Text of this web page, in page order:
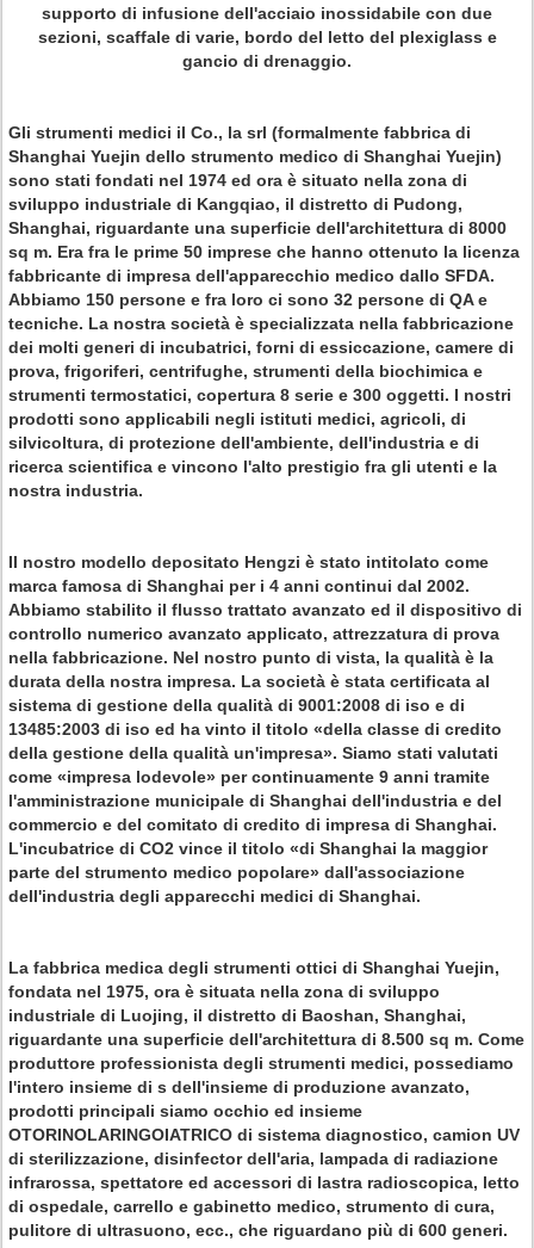
supporto di infusione dell'acciaio inossidabile con due
sezioni, scaffale di varie, bordo del letto del plexiglass e
gancio di drenaggio.
Gli strumenti medici il Co., la srl (formalmente fabbrica di
Shanghai Yuejin dello strumento medico di Shanghai Yuejin)
sono stati fondati nel 1974 ed ora è situato nella zona di
sviluppo industriale di Kangqiao, il distretto di Pudong,
Shanghai, riguardante una superficie dell'architettura di 8000
sq m. Era fra le prime 50 imprese che hanno ottenuto la licenza
fabbricante di impresa dell'apparecchio medico dallo SFDA.
Abbiamo 150 persone e fra loro ci sono 32 persone di QA e
tecniche. La nostra società è specializzata nella fabbricazione
dei molti generi di incubatrici, forni di essiccazione, camere di
prova, frigoriferi, centrifughe, strumenti della biochimica e
strumenti termostatici, copertura 8 serie e 300 oggetti. I nostri
prodotti sono applicabili negli istituti medici, agricoli, di
silvicoltura, di protezione dell'ambiente, dell'industria e di
ricerca scientifica e vincono l'alto prestigio fra gli utenti e la
nostra industria.
Il nostro modello depositato Hengzi è stato intitolato come
marca famosa di Shanghai per i 4 anni continui dal 2002.
Abbiamo stabilito il flusso trattato avanzato ed il dispositivo di
controllo numerico avanzato applicato, attrezzatura di prova
nella fabbricazione. Nel nostro punto di vista, la qualità è la
durata della nostra impresa. La società è stata certificata al
sistema di gestione della qualità di 9001:2008 di iso e di
13485:2003 di iso ed ha vinto il titolo «della classe di credito
della gestione della qualità un'impresa». Siamo stati valutati
come «impresa lodevole» per continuamente 9 anni tramite
l'amministrazione municipale di Shanghai dell'industria e del
commercio e del comitato di credito di impresa di Shanghai.
L'incubatrice di CO2 vince il titolo «di Shanghai la maggior
parte del strumento medico popolare» dall'associazione
dell'industria degli apparecchi medici di Shanghai.
La fabbrica medica degli strumenti ottici di Shanghai Yuejin,
fondata nel 1975, ora è situata nella zona di sviluppo
industriale di Luojing, il distretto di Baoshan, Shanghai,
riguardante una superficie dell'architettura di 8.500 sq m. Come
produttore professionista degli strumenti medici, possediamo
l'intero insieme di s dell'insieme di produzione avanzato,
prodotti principali siamo occhio ed insieme
OTORINOLARINGOIATRICO di sistema diagnostico, camion UV
di sterilizzazione, disinfector dell'aria, lampada di radiazione
infrarossa, spettatore ed accessori di lastra radioscopica, letto
di ospedale, carrello e gabinetto medico, strumento di cura,
pulitore di ultrasuono, ecc., che riguardano più di 600 generi.